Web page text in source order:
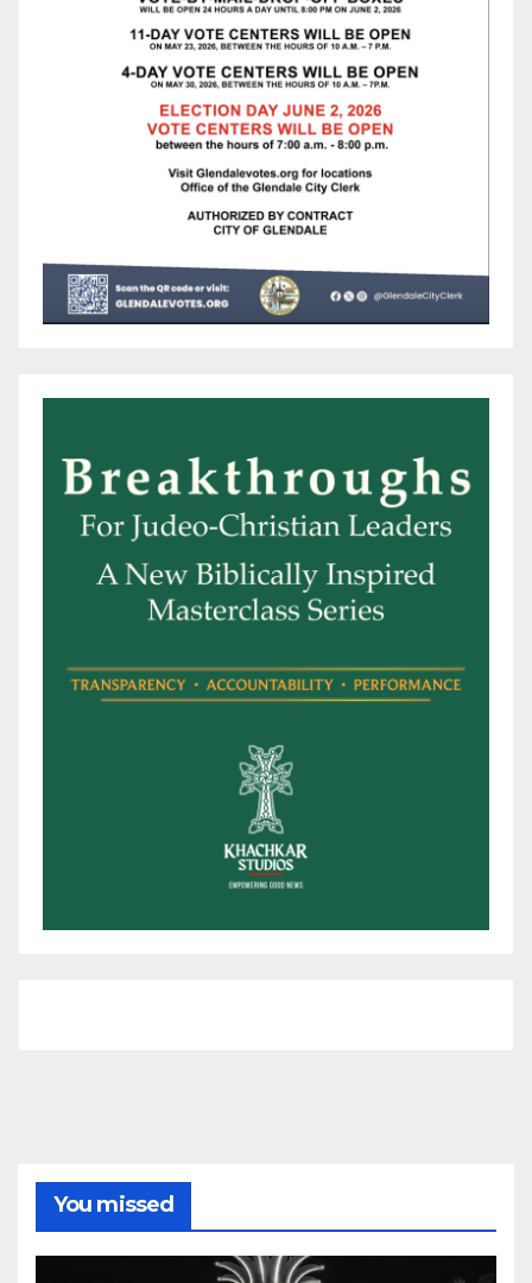
You missed